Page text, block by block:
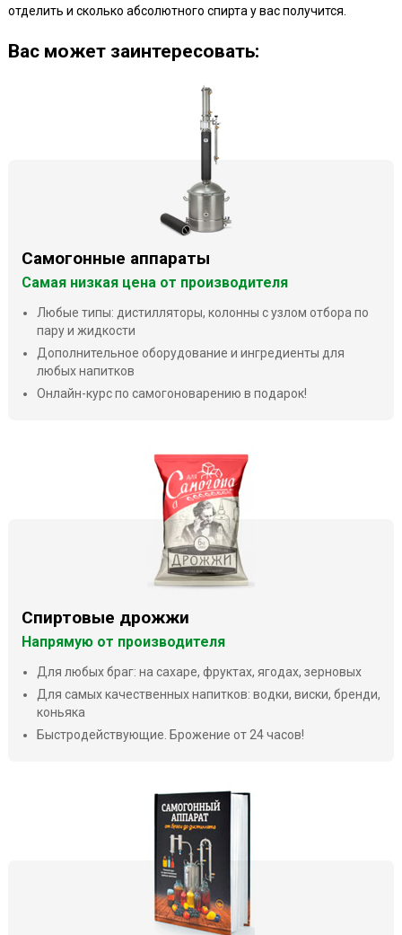
отделить и сколько абсолютного спирта у вас получится.
Ваc может заинтересовать:
Самогонные аппараты
Самая низкая цена от производителя
Любые типы: дистилляторы, колонны с узлом отбора по
пару и жидкости
Дополнительное оборудование и ингредиенты для
любых напитков
Онлайн-курс по самогоноварению в подарок!
Спиртовые дрожжи
Напрямую от производителя
Для любых браг: на сахаре, фруктах, ягодах, зерновых
Для самых качественных напитков: водки, виски, бренди,
коньяка
Быстродействующие. Брожение от 24 часов!